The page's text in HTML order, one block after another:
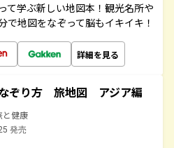
て学ぶ新しい地図本！観光名所や
で地図をなぞって脳もイキイキ！
詳細を見る
ぞり方 旅地図 アジア編
と健康
発売